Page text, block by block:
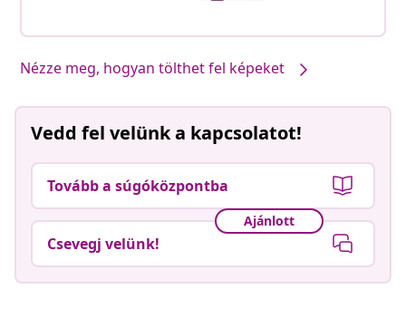
Termékeink, általad stílusossá téve #sharemevidaxl
Nézze meg, hogyan tölthet fel képeket
Vedd fel velünk a kapcsolatot!
Tovább a súgóközpontba
Csevegj velünk!